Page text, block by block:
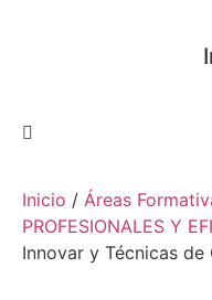
Inicio / Áreas
PROFESIONALES Y
Innovar y Técnicas de